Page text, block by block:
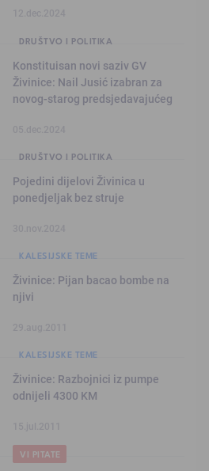
DRUŠTVO I POLITIKA
Konstituisan novi saziv GV
Živinice: Nail Jusić izabran za
novog-starog predsjedavajućeg
DRUŠTVO I POLITIKA
Pojedini dijelovi Živinica u
ponedjeljak bez struje
KALESIJSKE TEME
Živinice: Pijan bacao bombe na
njivi
KALESIJSKE TEME
Živinice: Razbojnici iz pumpe
odnijeli 4300 KM
VI PITATE